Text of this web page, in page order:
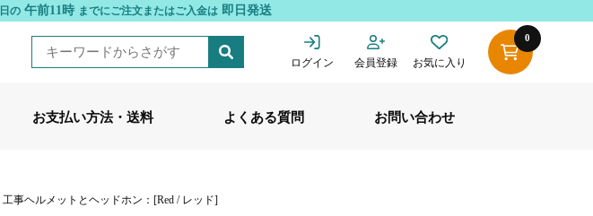
の 午前11時 までにご注文またはご入金は 即日発送
ログイン 会員登録 お気に入り
0
お支払い方法・送料 よくある質問 お問い合わせ
工事ヘルメットとヘッドホン：[Red / レッド]